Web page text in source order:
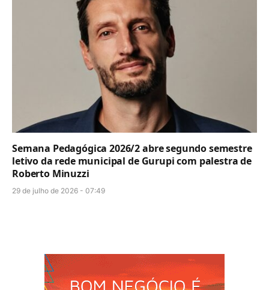
Semana Pedagógica 2026/2 abre segundo semestre
letivo da rede municipal de Gurupi com palestra de
Roberto Minuzzi
29 de julho de 2026 - 07:49